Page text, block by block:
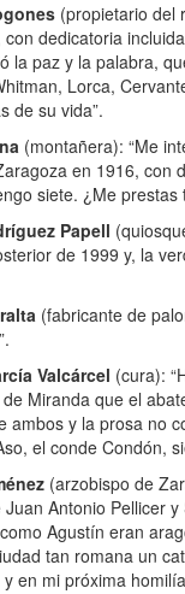
(propietario del
con dedicatoria
la paz y la palabra,
Lorca,
de su vida”.
(montañera): “Me
en 1916, con
siete. ¿Me prestas
Papell
de 1999 y, la
(fabricante de
Valcárcel (cura):
Miranda que el
ambos y la prosa no
el conde Condón,
(arzobispo de
Juan Antonio Pellicer
Agustín eran
tan romana un
en mi próxima